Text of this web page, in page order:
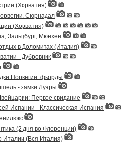
(Хорватия)
Сюрнадал
(Хорватия)
Зальцбург, Мюнхен
в Доломитах (Италия)
- Дубровник
Норвегии: фьорды
- замки Луары
Первое свидание
Испании - Классическая Испания
(2 дня во Флоренции)
Италии (Вся Италия)